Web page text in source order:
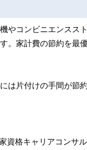
やコンビニエンスス
。家計費の節約を最
は片付けの手間が節
資格キャリアコンサル